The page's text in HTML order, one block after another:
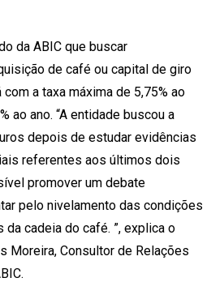
da ABIC que buscar
de café ou capital de giro
a taxa máxima de 5,75% ao
ao ano. “A entidade buscou a
depois de estudar evidências
referentes aos últimos dois
promover um debate
pelo nivelamento das condições
cadeia do café. ”, explica o
Moreira, Consultor de Relações